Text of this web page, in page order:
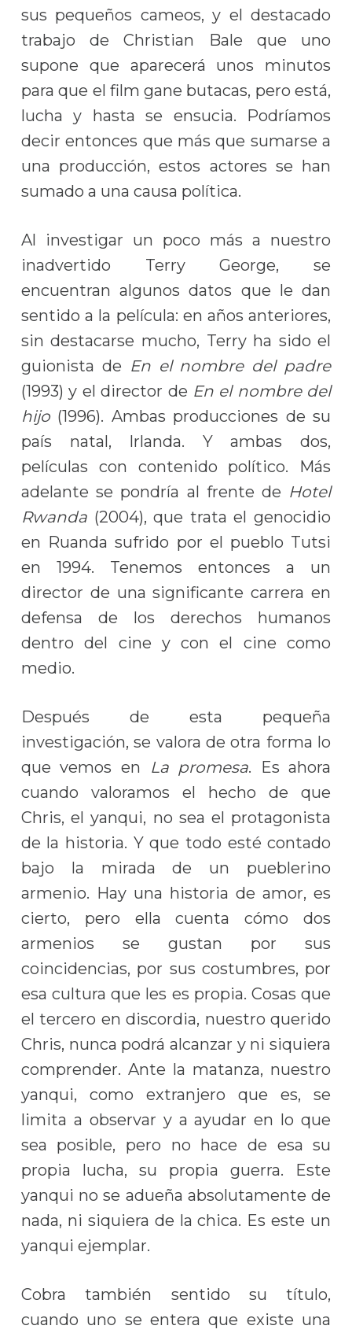
sus pequeños cameos, y el destacado
trabajo de Christian Bale que uno
supone que aparecerá unos minutos
para que el film gane butacas, pero está,
lucha y hasta se ensucia. Podríamos
decir entonces que más que sumarse a
una producción, estos actores se han
sumado a una causa política.
Al investigar un poco más a nuestro
inadvertido Terry George, se
encuentran algunos datos que le dan
sentido a la película: en años anteriores,
sin destacarse mucho, Terry ha sido el
guionista de En el nombre del padre
(1993) y el director de En el nombre del
hijo(1996). Ambas producciones de su
país natal, Irlanda. Y ambas dos,
películas con contenido político. Más
adelante se pondría al frente de Hotel
Rwanda(2004), que trata el genocidio
en Ruanda sufrido por el pueblo Tutsi
en 1994. Tenemos entonces a un
director de una significante carrera en
defensa de los derechos humanos
dentro del cine y con el cine como
medio.
Después de esta pequeña
investigación, se valora de otra forma lo
que vemos en
La promesa. Es ahora
cuando valoramos el hecho de que
Chris, el yanqui, no sea el protagonista
de la historia. Y que todo esté contado
bajo la mirada de un pueblerino
armenio. Hay una historia de amor, es
cierto, pero ella cuenta cómo dos
armenios se gustan por sus
coincidencias, por sus costumbres, por
esa cultura que les es propia. Cosas que
el tercero en discordia, nuestro querido
Chris, nunca podrá alcanzar y ni siquiera
comprender. Ante la matanza, nuestro
yanqui, como extranjero que es, se
limita a observar y a ayudar en lo que
sea posible, pero no hace de esa su
propia lucha, su propia guerra. Este
yanqui no se adueña absolutamente de
nada, ni siquiera de la chica. Es este un
yanqui ejemplar.
Cobra también sentido su título,
cuando uno se entera que existe una